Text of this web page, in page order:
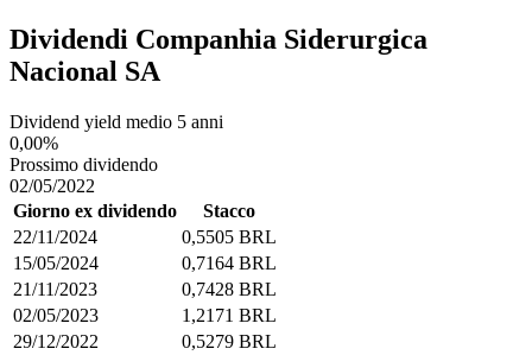
Dividendi Companhia Siderurgica
Nacional SA
Dividend yield medio 5 anni
0,00%
Prossimo dividendo
02/05/2022
Giorno ex dividendo
Stacco
22/11/2024
0,5505 BRL
15/05/2024
0,7164 BRL
21/11/2023
0,7428 BRL
02/05/2023
1,2171 BRL
29/12/2022
0,5279 BRL